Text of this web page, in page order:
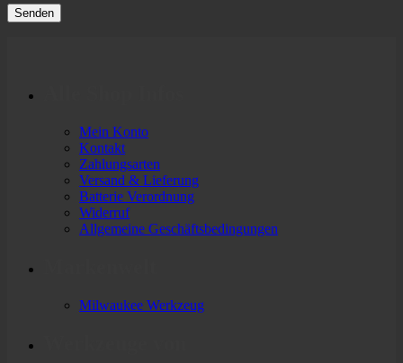
Mein Konto
Kontakt
Zahlungsarten
Versand & Lieferung
Batterie Verordnung
Widerruf
Allgemeine Geschäftsbedingungen
Milwaukee Werkzeug